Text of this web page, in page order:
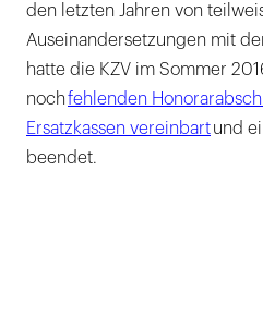
den letzten Jahren von
Auseinandersetzungen mit
hatte die KZV im Sommer
nochfehlenden
Ersatzkassen vereinbartund
beendet.